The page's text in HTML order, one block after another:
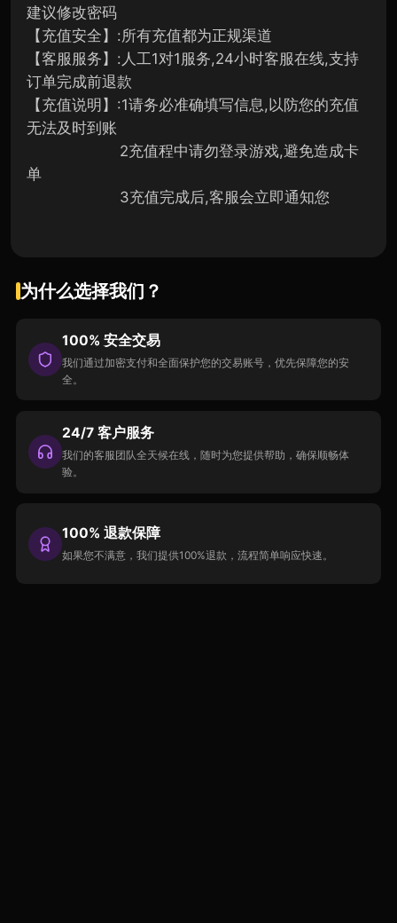
建议修改密码
【充值安全】:所有充值都为正规渠道
【客服服务】:人工1对1服务,24小时客服在线,支持
订单完成前退款
【充值说明】:1请务必准确填写信息,以防您的充值
无法及时到账
2充值程中请勿登录游戏,避免造成卡
单
3充值完成后,客服会立即通知您
为什么选择我们？
100% 安全交易
我们通过加密支付和全面保护您的交易账号，优先保障您的安
全。
24/7 客户服务
我们的客服团队全天候在线，随时为您提供帮助，确保顺畅体
验。
100% 退款保障
如果您不满意，我们提供100%退款，流程简单响应快速。